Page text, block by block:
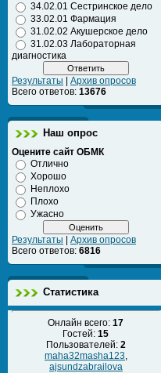
34.02.01 Сестринское дело
33.02.01 Фармация
31.02.02 Акушерское дело
31.02.03 Лабораторная
диагностика
Результаты
Архив опросов
Всего ответов: 13676
Наш опрос
Оцените сайт ОБМК
Отлично
Хорошо
Неплохо
Плохо
Ужасно
Результаты
Архив опросов
Всего ответов: 6816
Статистика
Онлайн всего:17
Гостей:15
Пользователей: 2
maha32masha123,
ajsundzabrailova